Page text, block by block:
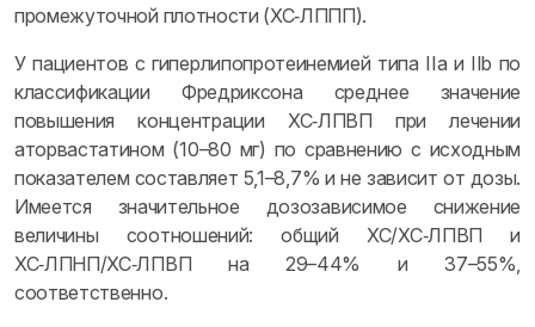
промежуточной плотности (ХС‑ЛППП).
У пациентов с гиперлипопротеинемией типа IIa и IIb по
классификации Фредриксона среднее значение
повышения концентрации ХС‑ЛПВП при лечении
аторвастатином (10–80 мг) по сравнению с исходным
показателем составляет 5,1–8,7% и не зависит от дозы.
Имеется значительное дозозависимое снижение
величины соотношений: общий ХС/ХС‑ЛПВП и
ХС‑ЛПНП/ХС‑ЛПВП на 29–44% и 37–55%,
соответственно.